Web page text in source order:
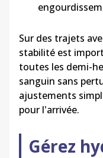
Sur des trajets
stabilité est
toutes les demi-
sanguin sans
ajustements
pour l'arrivée.
Gérez